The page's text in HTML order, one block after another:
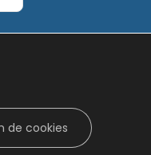
de cookies